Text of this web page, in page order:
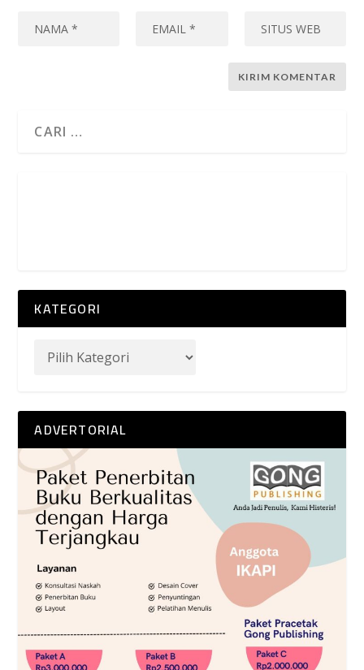
KATEGORI
ADVERTORIAL